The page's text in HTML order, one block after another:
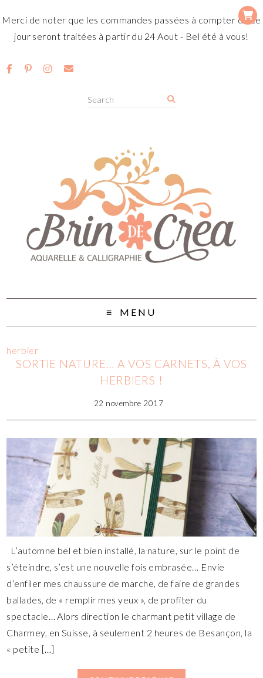
Merci de noter que les commandes passées à compter de ce
jour seront traitées à partir du 24 Aout - Bel été à vous!
MENU
herbier
SORTIE NATURE… A VOS CARNETS, À VOS
HERBIERS !
22 novembre 2017
L’automne bel et bien installé, la nature, sur le point de
s’éteindre, s’est une nouvelle fois embrasée… Envie
d’enfiler mes chaussure de marche, de faire de grandes
ballades, de « remplir mes yeux », de profiter du
spectacle… Alors direction le charmant petit village de
Charmey, en Suisse, à seulement 2 heures de Besançon, la
« petite […]